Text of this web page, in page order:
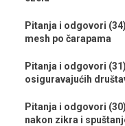
Pitanja i odgovori
mesh po čarapama
Pitanja i odgovori
osiguravajućih
Pitanja i odgovori
nakon zikra i